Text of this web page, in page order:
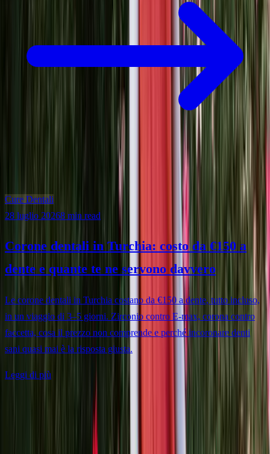
Cure Dentali
28 luglio 20268 min read
Corone dentali in Turchia: costo da €150 a
dente e quante te ne servono davvero
Le corone dentali in Turchia costano da €150 a dente, tutto incluso,
in un viaggio di 3–5 giorni. Zirconio contro E-max, corona contro
faccetta, cosa il prezzo non comprende e perché incoronare denti
sani quasi mai è la risposta giusta.
Leggi di più